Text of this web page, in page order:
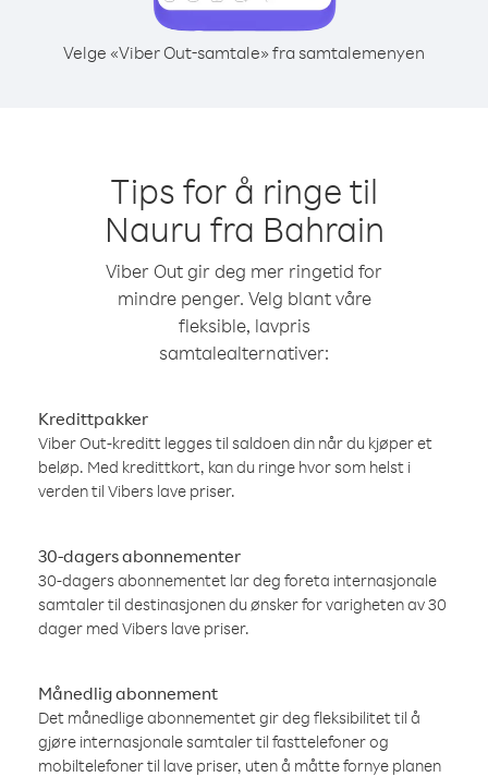
Velge «Viber Out-samtale» fra samtalemenyen
Tips for å ringe til
Nauru fra Bahrain
Viber Out gir deg mer ringetid for
mindre penger. Velg blant våre
fleksible, lavpris
samtalealternativer:
Kredittpakker
Viber Out-kreditt legges til saldoen din når du kjøper et
beløp. Med kredittkort, kan du ringe hvor som helst i
verden til Vibers lave priser.
30-dagers abonnementer
30-dagers abonnementet lar deg foreta internasjonale
samtaler til destinasjonen du ønsker for varigheten av 30
dager med Vibers lave priser.
Månedlig abonnement
Det månedlige abonnementet gir deg fleksibilitet til å
gjøre internasjonale samtaler til fasttelefoner og
mobiltelefoner til lave priser, uten å måtte fornye planen